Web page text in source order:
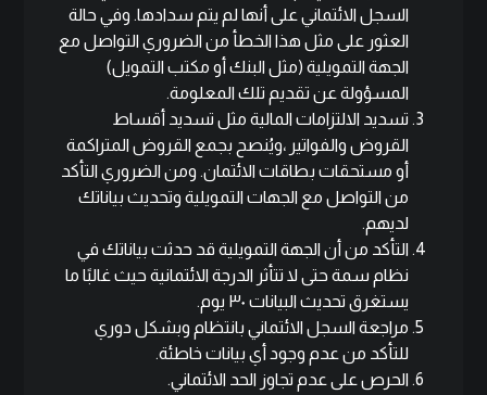
السجل الائتماني على أنها لم يتم سدادها. وفي حالة
العثور على مثل هذا الخطأ من الضروري التواصل مع
الجهة التمويلية (مثل البنك أو مكتب التمويل)
المسؤولة عن تقديم تلك المعلومة.
تسديد الالتزامات المالية مثل تسديد أقساط
القروض والفواتير ،ويُنصح بجمع القروض المتراكمة
أو مستحقات بطاقات الائتمان. ومن الضروري التأكد
من التواصل مع الجهات التمويلية وتحديث بياناتك
لديهم.
التأكد من أن الجهة التمويلية قد حدثت بياناتك في
نظام سمة حتى لا تتأثر الدرجة الائتمانية حيث غالبًا ما
يستغرق تحديث البيانات ٣٠ يوم.
مراجعة السجل الائتماني بانتظام وبشكل دوري
للتأكد من عدم وجود أي بيانات خاطئة.
الحرص على عدم تجاوز الحد الائتماني.